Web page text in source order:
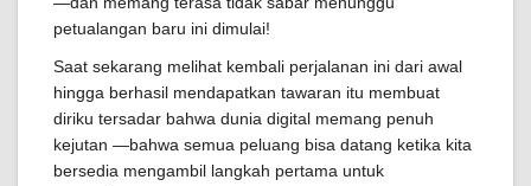
petualangan baru ini dimulai!
Saat sekarang melihat kembali perjalanan ini dari awal
hingga berhasil mendapatkan tawaran itu membuat
diriku tersadar bahwa dunia digital memang penuh
kejutan —bahwa semua peluang bisa datang ketika kita
bersedia mengambil langkah pertama untuk